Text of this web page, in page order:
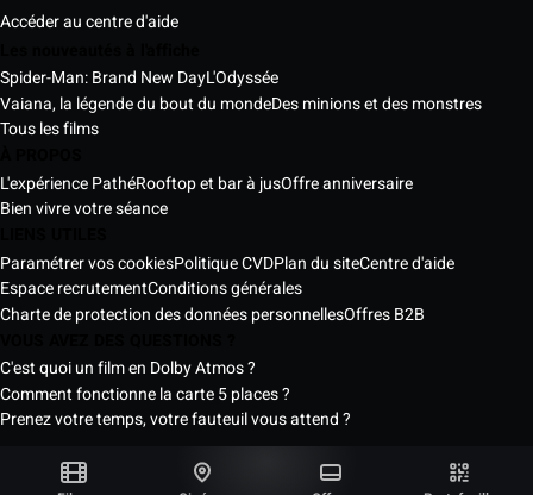
Accéder au centre d'aide
Spider-Man: Brand New DayL'Odyssée
Vaiana, la légende du bout du mondeDes minions et des monstres
Tous les films
L'expérience PathéRooftop et bar à jusOffre anniversaire
Bien vivre votre séance
Paramétrer vos cookiesPolitique CVDPlan du siteCentre d'aide
Espace recrutementConditions générales
Charte de protection des données personnellesOffres B2B
C'est quoi un film en Dolby Atmos ?
Comment fonctionne la carte 5 places ?
Prenez votre temps, votre fauteuil vous attend ?
Les Cinémas Pathé Sénégal © 2026